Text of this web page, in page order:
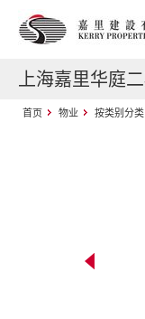
上海嘉里华庭
首页 物业 按类别分类